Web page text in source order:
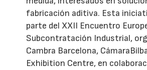
fabricación aditiva. Esta
parte del XXII Encuentro
Subcontratación Industrial,
Cambra Barcelona,
Exhibition Centre, en